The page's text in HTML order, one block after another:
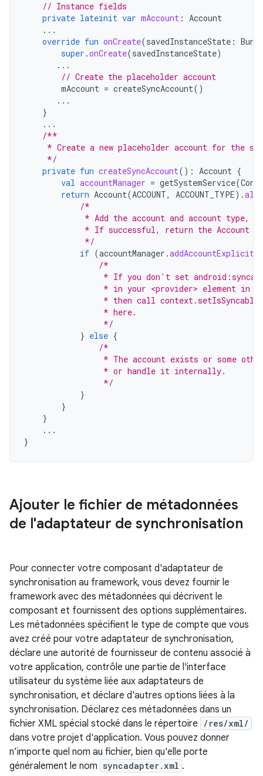
// Instance fields
private lateinit var mAccount : Account
...
override fun onCreate(savedInstanceState :
super .onCreate(savedInstanceState)
...
// Create the placeholder account
mAccount = createSyncAccount()
...
}
...
/**
* Create a new placeholder account for the
     */
private fun createSyncAccount(): Account {
val accountManager = getSystemService(
return Account(ACCOUNT, ACCOUNT_TYPE).also
/*
* Add the account and account type,
* If successful, return the Account
             */
if (accountManager .addAccountExplicitly
/*
* If you don't set
* in your <provider> element in
* then call
                 * here.
                 */
} else {
/*
* The account exists or some
                 * or handle it internally.
                 */
}
}
}
...
}
Ajouter le fichier de métadonnées
de l'adaptateur de synchronisation
Pour connecter votre composant d'adaptateur de
synchronisation au framework, vous devez fournir le
framework avec des métadonnées qui décrivent le
composant et fournissent des options supplémentaires.
Les métadonnées spécifient le type de compte que vous
avez créé pour votre adaptateur de synchronisation,
déclare une autorité de fournisseur de contenu associé à
votre application, contrôle une partie de l'interface
utilisateur du système liée aux adaptateurs de
synchronisation, et déclare d'autres options liées à la
synchronisation. Déclarez ces métadonnées dans un
fichier XML spécial stocké dans le répertoire
/res/xml/
dans votre projet d'application. Vous pouvez donner
n’importe quel nom au fichier, bien qu'elle porte
généralement le nom syncadapter.xml .